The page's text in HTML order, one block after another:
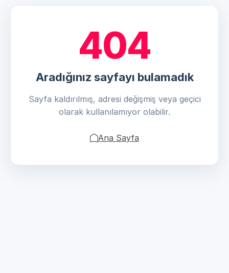
404
Aradığınız sayfayı bulamadık
Sayfa kaldırılmış, adresi değişmiş veya geçici
olarak kullanılamıyor olabilir.
Ana Sayfa